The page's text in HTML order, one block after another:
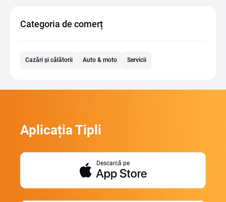
Categoria de comerț
Cazări și călătorii Auto & moto Servicii
Aplicația Tipli
Descarcă pe